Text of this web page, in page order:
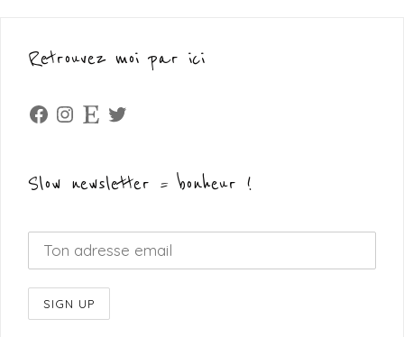
Retrouvez moi par ici
Facebook
Instagram
Etsy Twitter
Slow newsletter = bonheur !